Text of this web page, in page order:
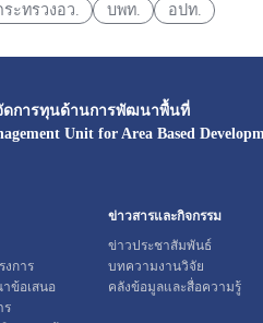
ระทรวงอว. บพท. อปท.
ดการทุนด้านการพัฒนาพื้นที่
Unit for Area Based
งการ
ข้อเสนอ
ร
ข่าวสารและกิจกรรม
ข่าวประชาสัมพันธ์
บทความงานวิจัย
คลังข้อมูลและสื่อความรู้